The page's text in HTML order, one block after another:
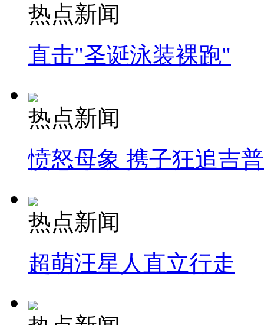
热点新闻
直击"圣诞泳装裸跑"
热点新闻
愤怒母象 携子狂追吉
热点新闻
超萌汪星人直立行走